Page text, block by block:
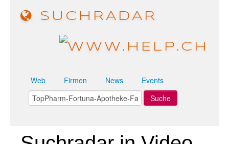
SUCHRADAR
Web Firmen News Events